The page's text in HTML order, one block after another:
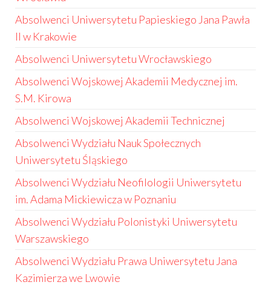
Absolwenci Uniwersytetu Papieskiego Jana Pawła
II w Krakowie
Absolwenci Uniwersytetu Wrocławskiego
Absolwenci Wojskowej Akademii Medycznej im.
S.M. Kirowa
Absolwenci Wojskowej Akademii Technicznej
Absolwenci Wydziału Nauk Społecznych
Uniwersytetu Śląskiego
Absolwenci Wydziału Neofilologii Uniwersytetu
im. Adama Mickiewicza w Poznaniu
Absolwenci Wydziału Polonistyki Uniwersytetu
Warszawskiego
Absolwenci Wydziału Prawa Uniwersytetu Jana
Kazimierza we Lwowie